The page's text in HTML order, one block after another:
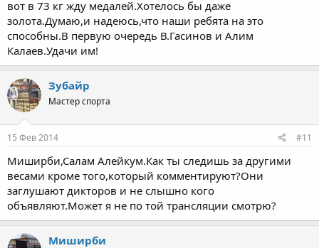
вот в 73 кг жду медалей.Хотелось бы даже
золота.Думаю,и надеюсь,что наши ребята на это
способны.В первую очередь В.Гасинов и Алим
Калаев.Удачи им!
Зубайр
Мастер спорта
15 Фев 2014 #11
Миширби,Салам Алейкум.Как ты следишь за другими
весами кроме того,который комментируют?Они
заглушают дикторов и не слышно кого
объявляют.Может я не по той трансляции смотрю?
Миширби